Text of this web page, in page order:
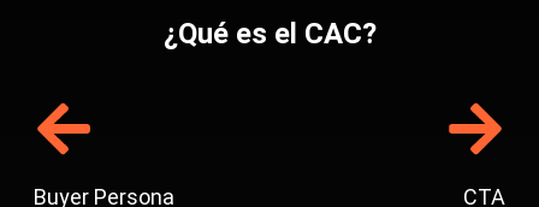
¿Qué es el CAC?
Buyer Persona CTA